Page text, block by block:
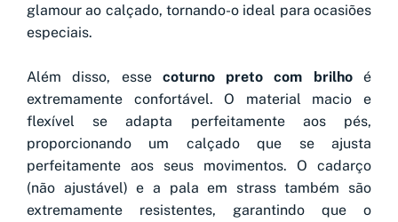
glamour ao calçado, tornando-o ideal para ocasiões
especiais.
Além disso, esse coturno preto com brilhoé
extremamente confortável. O material macio e
flexível se adapta perfeitamente aos pés,
proporcionando um calçado que se ajusta
perfeitamente aos seus movimentos. O cadarço
(não ajustável) e a pala em strass também são
extremamente resistentes, garantindo que o